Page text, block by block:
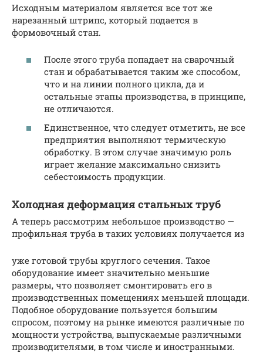
Исходным материалом является все тот же
нарезанный штрипс, который подается в
формовочный стан.
После этого труба попадает на сварочный
стан и обрабатывается таким же способом,
что и на линии полного цикла, да и
остальные этапы производства, в принципе,
не отличаются.
Единственное, что следует отметить, не все
предприятия выполняют термическую
обработку. В этом случае значимую роль
играет желание максимально снизить
себестоимость продукции.
Холодная деформация стальных труб
А теперь рассмотрим небольшое производство —
профильная труба в таких условиях получается из
уже готовой трубы круглого сечения. Такое
оборудование имеет значительно меньшие
размеры, что позволяет смонтировать его в
производственных помещениях меньшей площади.
Подобное оборудование пользуется большим
спросом, поэтому на рынке имеются различные по
мощности устройства, выпускаемые различными
производителями, в том числе и иностранными.